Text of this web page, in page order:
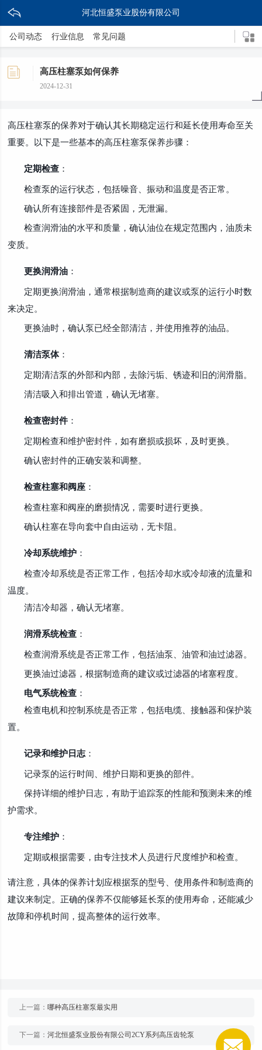
河北恒盛泵业股份有限公司
公司动态 行业信息 常见问题
高压柱塞泵如何保养
2024-12-31
高压柱塞泵的保养对于确认其长期稳定运行和延长使用寿命至关
重要。以下是一些基本的高压柱塞泵保养步骤：
定期检查 ：
检查泵的运行状态，包括噪音、振动和温度是否正常。
确认所有连接部件是否紧固，无泄漏。
检查润滑油的水平和质量，确认油位在规定范围内，油质未
变质。
更换润滑油 ：
定期更换润滑油，通常根据制造商的建议或泵的运行小时数
来决定。
更换油时，确认泵已经全部清洁，并使用推荐的油品。
清洁泵体 ：
定期清洁泵的外部和内部，去除污垢、锈迹和旧的润滑脂。
清洁吸入和排出管道，确认无堵塞。
检查密封件 ：
定期检查和维护密封件，如有磨损或损坏，及时更换。
确认密封件的正确安装和调整。
检查柱塞和阀座 ：
检查柱塞和阀座的磨损情况，需要时进行更换。
确认柱塞在导向套中自由运动，无卡阻。
冷却系统维护 ：
检查冷却系统是否正常工作，包括冷却水或冷却液的流量和
温度。
清洁冷却器，确认无堵塞。
润滑系统检查 ：
检查润滑系统是否正常工作，包括油泵、油管和油过滤器。
更换油过滤器，根据制造商的建议或过滤器的堵塞程度。
电气系统检查 ：
检查电机和控制系统是否正常，包括电缆、接触器和保护装
置。
记录和维护日志 ：
记录泵的运行时间、维护日期和更换的部件。
保持详细的维护日志，有助于追踪泵的性能和预测未来的维
护需求。
专注维护 ：
定期或根据需要，由专注技术人员进行尺度维护和检查。
请注意，具体的保养计划应根据泵的型号、使用条件和制造商的
建议来制定。正确的保养不仅能够延长泵的使用寿命，还能减少
故障和停机时间，提高整体的运行效率。
上一篇：哪种高压柱塞泵最实用
下一篇：河北恒盛泵业股份有限公司2CY系列高压齿轮泵